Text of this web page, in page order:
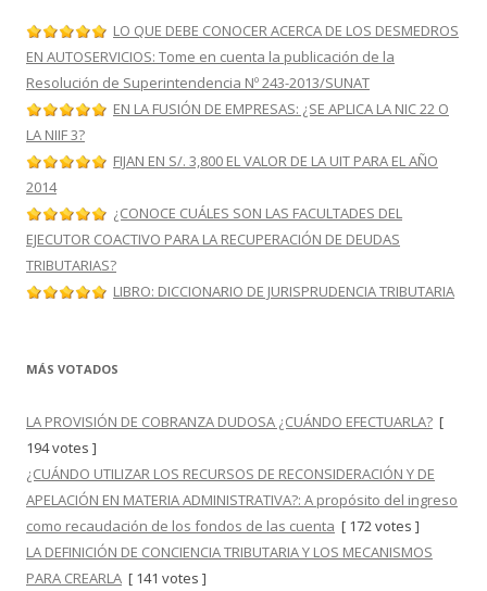
LO QUE DEBE CONOCER ACERCA DE LOS DESMEDROS
EN AUTOSERVICIOS: Tome en cuenta la publicación de la
Resolución de Superintendencia Nº 243-2013/SUNAT
EN LA FUSIÓN DE EMPRESAS: ¿SE APLICA LA NIC 22 O
LA NIIF 3?
FIJAN EN S/. 3,800 EL VALOR DE LA UIT PARA EL AÑO
2014
¿CONOCE CUÁLES SON LAS FACULTADES DEL
EJECUTOR COACTIVO PARA LA RECUPERACIÓN DE DEUDAS
TRIBUTARIAS?
LIBRO: DICCIONARIO DE JURISPRUDENCIA TRIBUTARIA
MÁS VOTADOS
LA PROVISIÓN DE COBRANZA DUDOSA ¿CUÁNDO EFECTUARLA? [
194 votes ]
¿CUÁNDO UTILIZAR LOS RECURSOS DE RECONSIDERACIÓN Y DE
APELACIÓN EN MATERIA ADMINISTRATIVA?: A propósito del ingreso
como recaudación de los fondos de las cuenta [ 172 votes ]
LA DEFINICIÓN DE CONCIENCIA TRIBUTARIA Y LOS MECANISMOS
PARA CREARLA [ 141 votes ]